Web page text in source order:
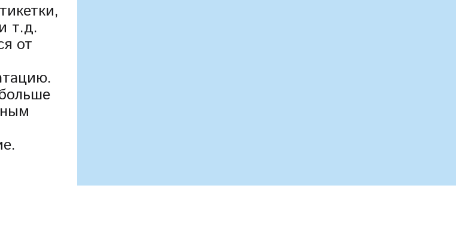
т.д.
от